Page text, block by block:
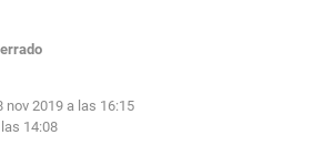
nov 2019 a las 16:15
14:08